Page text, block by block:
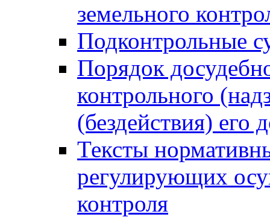
земельного
Подконтрольные
Порядок
контрольного
(бездействия)
Тексты
регулирующих
контроля